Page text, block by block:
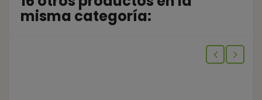
misma categoría: